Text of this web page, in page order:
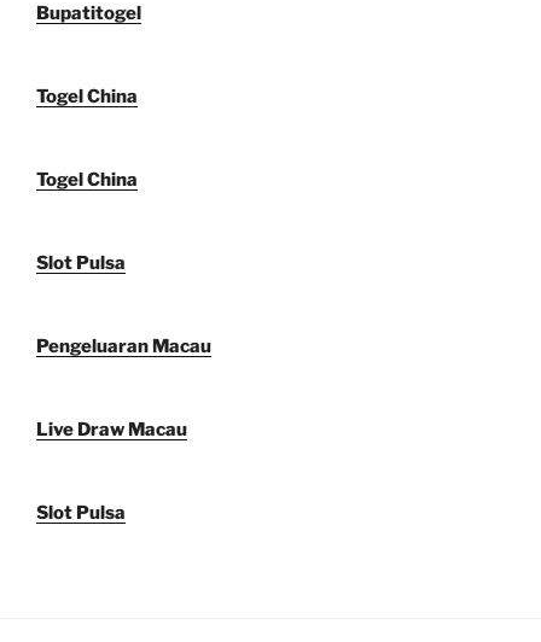
Bupatitogel
Togel China
Togel China
Slot Pulsa
Pengeluaran Macau
Live Draw Macau
Slot Pulsa